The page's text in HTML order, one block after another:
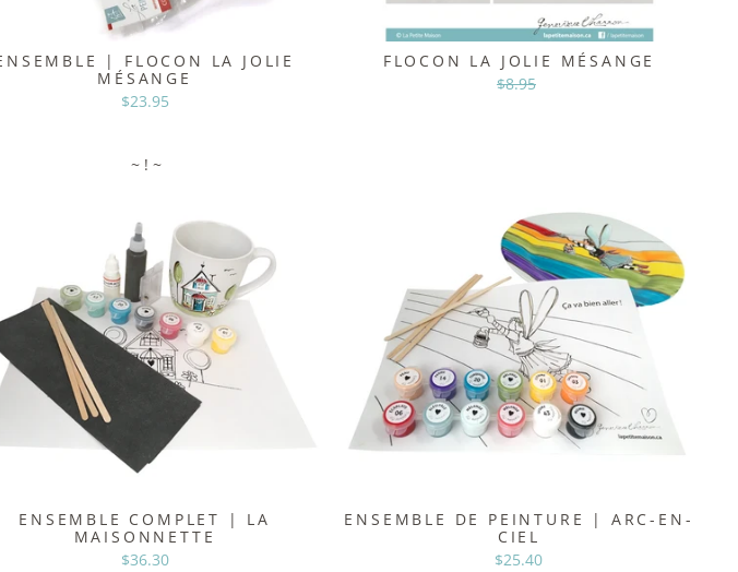
| FLOCON LA JOLIE
MÉSANGE
$23.95
FLOCON LA JOLIE MÉSANGE
Prix
$8.95
~ ! ~
ENSEMBLE COMPLET | LA
MAISONNETTE
$36.30
ENSEMBLE DE PEINTURE | ARC-EN-
CIEL
$25.40